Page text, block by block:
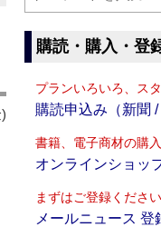
購読・購入・登
プランいろいろ、ス
購読申込み（新聞 /
書籍、電子商材の購
オンラインショッ
まずはご登録ください
メールニュース 登